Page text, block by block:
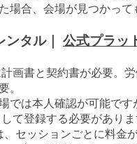
場合、会場が見つかって
タル｜ 公式プラッ
画書と契約書が必要。
。
では本人確認が可能で
て登録する必要がありま
セッションごとに料金